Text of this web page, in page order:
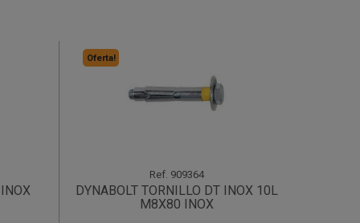
Oferta!
Ref. 909364
DYNABOLT TORNILLO DT INOX 10L
M8X80 INOX